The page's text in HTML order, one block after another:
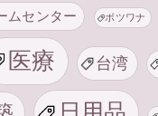
ムセンター ボツワナ
医療 台湾